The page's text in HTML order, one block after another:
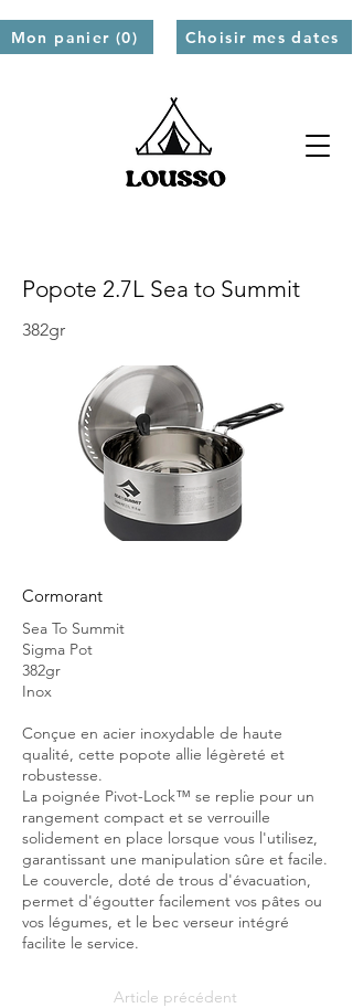
Choisir mes dates
Mon panier (0)
Popote 2.7L Sea to Summit
382gr
Cormorant
Sea To Summit
Sigma Pot
382gr
Inox
Conçue en acier inoxydable de haute
qualité, cette popote allie légèreté et
robustesse.
La poignée Pivot-Lock™ se replie pour un
rangement compact et se verrouille
solidement en place lorsque vous l'utilisez,
garantissant une manipulation sûre et facile.
Le couvercle, doté de trous d'évacuation,
permet d'égoutter facilement vos pâtes ou
vos légumes, et le bec verseur intégré
facilite le service.
Article précédent